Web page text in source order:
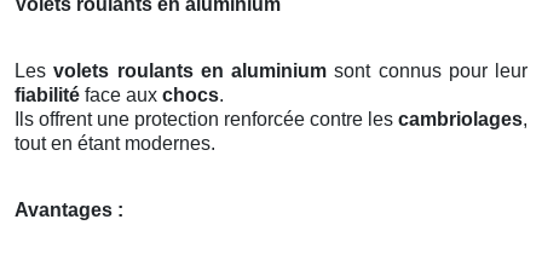
Volets roulants en aluminium
Lesvolets roulants en aluminium sont connus pour leur
fiabilité face aux chocs.
Ils offrent une protection renforcée contre les cambriolages,
tout en étant modernes.
Avantages :